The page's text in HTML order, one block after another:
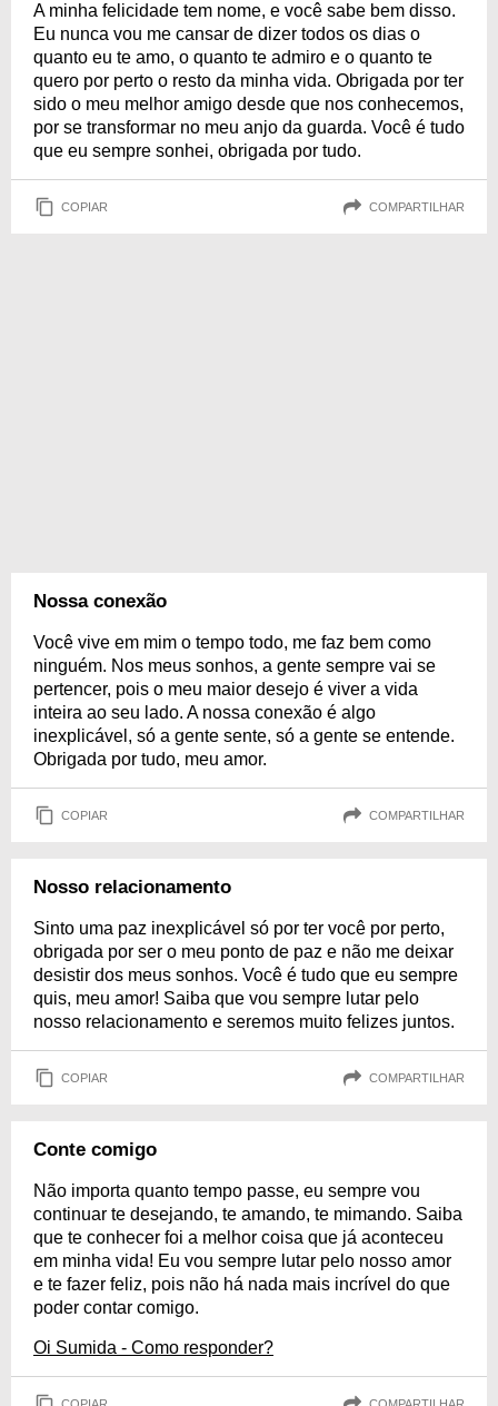
A minha felicidade tem nome, e você sabe bem disso.
Eu nunca vou me cansar de dizer todos os dias o
quanto eu te amo, o quanto te admiro e o quanto te
quero por perto o resto da minha vida. Obrigada por ter
sido o meu melhor amigo desde que nos conhecemos,
por se transformar no meu anjo da guarda. Você é tudo
que eu sempre sonhei, obrigada por tudo.
COPIAR COMPARTILHAR
Nossa conexão
Você vive em mim o tempo todo, me faz bem como
ninguém. Nos meus sonhos, a gente sempre vai se
pertencer, pois o meu maior desejo é viver a vida
inteira ao seu lado. A nossa conexão é algo
inexplicável, só a gente sente, só a gente se entende.
Obrigada por tudo, meu amor.
COPIAR COMPARTILHAR
Nosso relacionamento
Sinto uma paz inexplicável só por ter você por perto,
obrigada por ser o meu ponto de paz e não me deixar
desistir dos meus sonhos. Você é tudo que eu sempre
quis, meu amor! Saiba que vou sempre lutar pelo
nosso relacionamento e seremos muito felizes juntos.
COPIAR COMPARTILHAR
Conte comigo
Não importa quanto tempo passe, eu sempre vou
continuar te desejando, te amando, te mimando. Saiba
que te conhecer foi a melhor coisa que já aconteceu
em minha vida! Eu vou sempre lutar pelo nosso amor
e te fazer feliz, pois não há nada mais incrível do que
poder contar comigo.
Oi Sumida - Como responder?
COPIAR COMPARTILHAR